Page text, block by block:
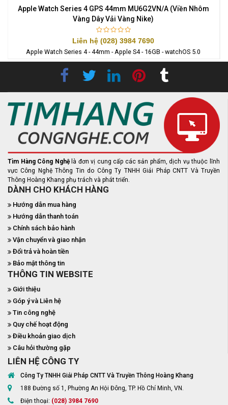
Apple Watch Series 4 GPS 44mm MU6G2VN/A (Viền Nhôm
Vàng Dây Vải Vàng Nike)
Liên hệ (028) 3984 7690
Apple Watch Series 4 - 44mm - Apple S4 - 16GB - watchOS 5.0
Tìm Hàng Công Nghệ là đơn vị cung cấp các sản phẩm, dịch vụ thuộc lĩnh
vực Công Nghệ Thông Tin do Công Ty TNHH Giải Pháp CNTT Và Truyền
Thông Hoàng Khang phụ trách và phát triển.
DÀNH CHO KHÁCH HÀNG
Hướng dẫn mua hàng
Hướng dẫn thanh toán
Chính sách bảo hành
Vận chuyển và giao nhận
Đổi trả và hoàn tiền
Bảo mật thông tin
THÔNG TIN WEBSITE
Giới thiệu
Góp ý và Liên hệ
Tin công nghệ
Quy chế hoạt động
Điều khoản giao dịch
Câu hỏi thường gặp
LIÊN HỆ CÔNG TY
Công Ty TNHH Giải Pháp CNTT Và Truyền Thông Hoàng Khang
188 Đường số 1, Phường An Hội Đông, TP. Hồ Chí Minh, VN.
Điện thoại: (028) 3984 7690